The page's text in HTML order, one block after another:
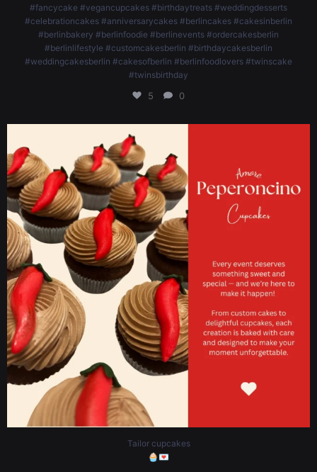
#fancycake #vegancupcakes #birthdaytreats #weddingdesserts
#celebrationcakes #anniversarycakes #berlincakes #cakesinberlin
#berlinbakery #berlinfoodie #berlinevents #ordercakesberlin
#berlinlifestyle #customcakesberlin #birthdaycakesberlin
#weddingcakesberlin #cakesofberlin #berlinfoodlovers #twinscake
#twinsbirthday
5 0
Tailor cupcakes
.
.
.
#whatdoyoufancylove #fancyberlin #birthdaycakes #birthdaycake
#cakesofinstagram #cakegram #ordercake #happybirthday #fancycake
#vegancupcakes #birthdaytreats #weddingdesserts #celebrationcakes
#anniversarycakes #berlincakes #cakesinberlin #berlinbakery #berlinfoodie
#berlinevents #ordercakesberlin #berlinlifestyle #customcakesberlin
#birthdaycakesberlin #weddingcakesberlin #cakesofberlin
#berlinfoodlovers #berlineats #BerlinMoms
4 2
Tailor cupcakes
🧁💌